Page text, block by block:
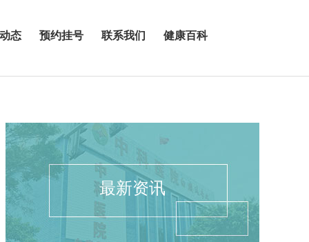
态 预约挂号 联系我们 健康百科
最新资讯